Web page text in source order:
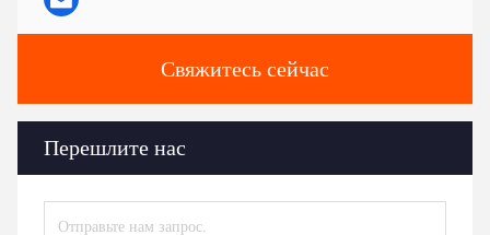
Свяжитесь сейчас
Перешлите нас